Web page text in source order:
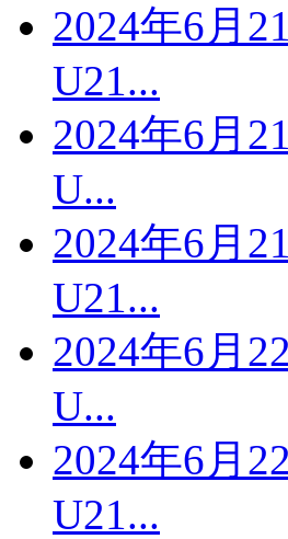
2024年6月
U21...
2024年6月
U...
2024年6月
U21...
2024年6月
U...
2024年6月
U21...